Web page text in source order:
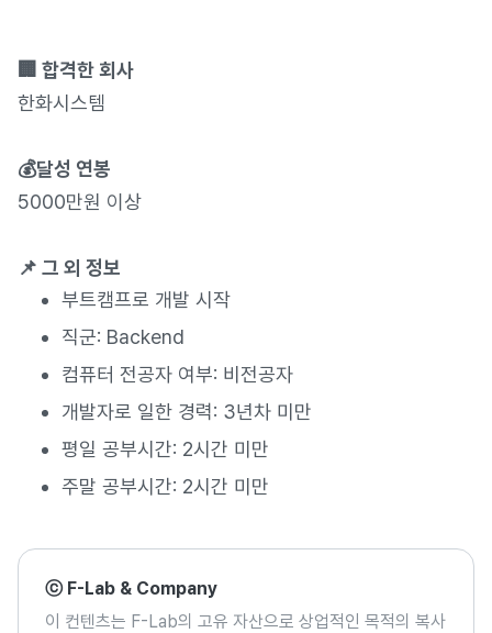
🏢 합격한 회사
한화시스템
💰달성 연봉
5000만원 이상
📌 그 외 정보
부트캠프로 개발 시작
직군: Backend
컴퓨터 전공자 여부: 비전공자
개발자로 일한 경력: 3년차 미만
평일 공부시간: 2시간 미만
주말 공부시간: 2시간 미만
ⓒ F-Lab & Company
이 컨텐츠는 F-Lab의 고유 자산으로 상업적인 목적의 복사